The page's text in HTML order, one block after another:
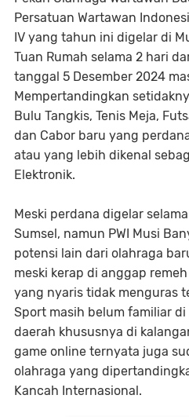
Persatuan Wartawan
IV yang tahun ini digelar di
Tuan Rumah selama 2 hari
tanggal 5 Desember 2024
Mempertandingkan
Bulu Tangkis, Tenis Meja,
dan Cabor baru yang
atau yang lebih dikenal
Elektronik.
Meski perdana digelar
Sumsel, namun PWI Musi
potensi lain dari olahraga
meski kerap di anggap
yang nyaris tidak menguras
Sport masih belum familiar
daerah khususnya di
game online ternyata juga
olahraga yang
Kancah Internasional.